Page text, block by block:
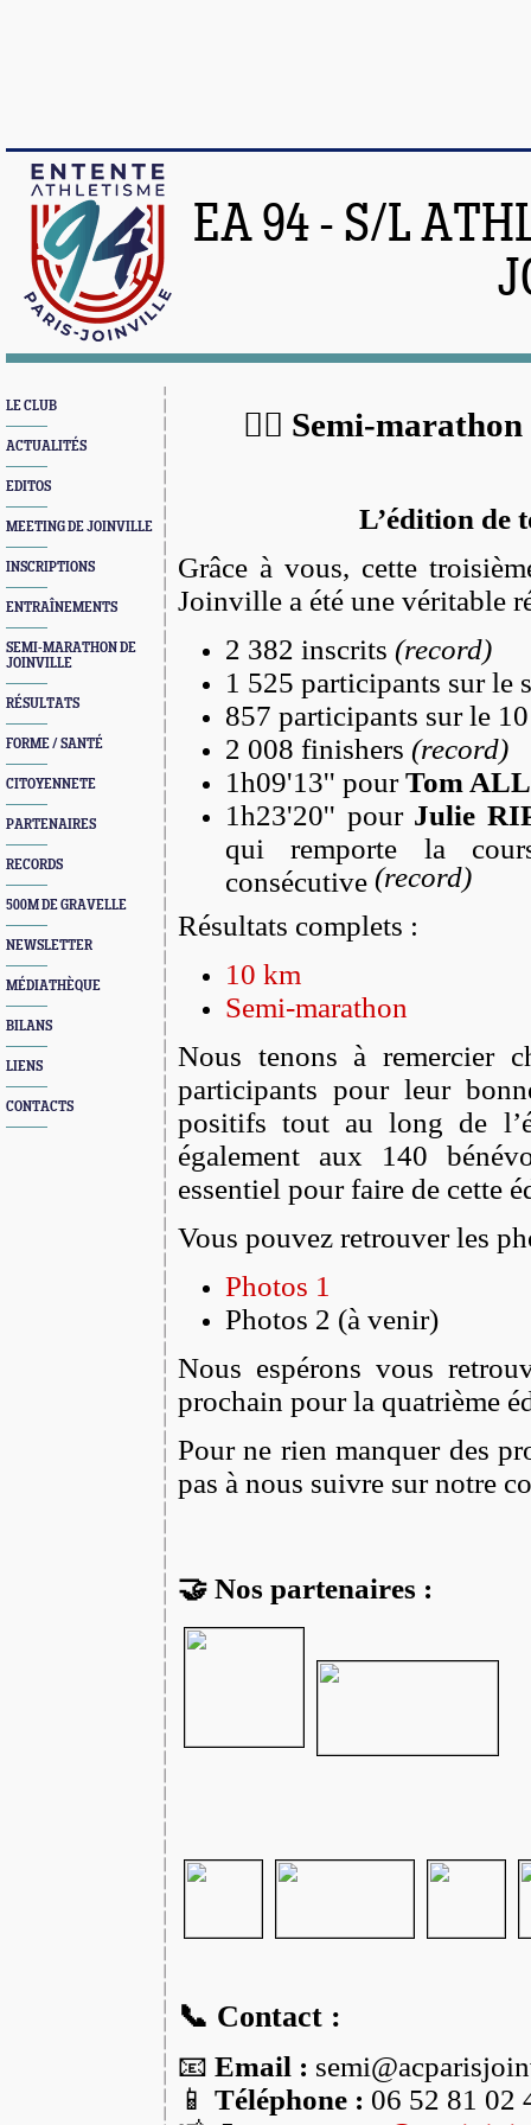
EA 94 - S/L
LE CLUB
ACTUALITÉS
EDITOS
MEETING DE JOINVILLE
INSCRIPTIONS
ENTRAÎNEMENTS
SEMI-MARATHON DE
JOINVILLE
RÉSULTATS
FORME / SANTÉ
CITOYENNETE
PARTENAIRES
RECORDS
500M DE GRAVELLE
NEWSLETTER
MÉDIATHÈQUE
BILANS
LIENS
CONTACTS
🏃‍♂️ Semi-
L’édition de
Grâce à vous, cette
Joinville a été une véritable
2 382 inscrits (record)
1 525 participants sur le
857 participants sur le
2 008 finishers (record)
1h09'13'' pourTom
1h23'20'' pour Julie
qui remporte la
consécutive (record)
Résultats complets :
10 km
Semi-marathon
Nous tenons à remercier
participants pour leur
positifs tout au long de
également aux 140
essentiel pour faire de cette
Vous pouvez retrouver les
Photos 1
Photos 2 (à venir)
Nous espérons vous
prochain pour la quatrième
Pour ne rien manquer des
pas à nous suivre sur notre
🤝 Nos partenaires :
📞 Contact :
📧 Email :
📱 Téléphone : 06 52 81 02